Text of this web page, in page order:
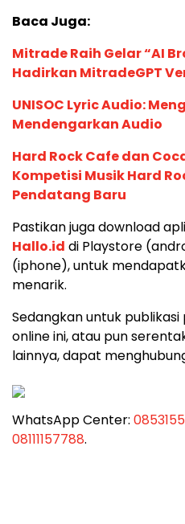
Baca Juga:
Mitrade Raih Gelar “AI
Hadirkan MitradeGPT
UNISOC Lyric Audio:
Mendengarkan Audio
Hard Rock Cafe dan
Kompetisi Musik Hard
Pendatang Baru
Pastikan juga download
Hallo.id di Playstore
(iphone), untuk
menarik.
Sedangkan untuk
online ini, atau pun
lainnya, dapat
WhatsApp Center:
08111157788.